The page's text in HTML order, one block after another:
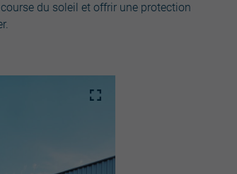
du soleil et offrir une protection